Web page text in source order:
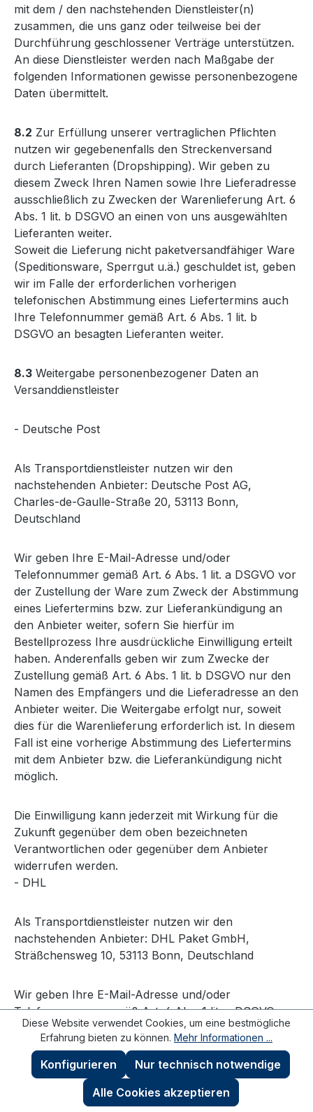
mit dem / den nachstehenden Dienstleister(n)
zusammen, die uns ganz oder teilweise bei der
Durchführung geschlossener Verträge unterstützen.
An diese Dienstleister werden nach Maßgabe der
folgenden Informationen gewisse personenbezogene
Daten übermittelt.
8.2 Zur Erfüllung unserer vertraglichen Pflichten
nutzen wir gegebenenfalls den Streckenversand
durch Lieferanten (Dropshipping). Wir geben zu
diesem Zweck Ihren Namen sowie Ihre Lieferadresse
ausschließlich zu Zwecken der Warenlieferung Art. 6
Abs. 1 lit. b DSGVO an einen von uns ausgewählten
Lieferanten weiter.
Soweit die Lieferung nicht paketversandfähiger Ware
(Speditionsware, Sperrgut u.ä.) geschuldet ist, geben
wir im Falle der erforderlichen vorherigen
telefonischen Abstimmung eines Liefertermins auch
Ihre Telefonnummer gemäß Art. 6 Abs. 1 lit. b
DSGVO an besagten Lieferanten weiter.
8.3 Weitergabe personenbezogener Daten an
Versanddienstleister
- Deutsche Post
Als Transportdienstleister nutzen wir den
nachstehenden Anbieter: Deutsche Post AG,
Charles-de-Gaulle-Straße 20, 53113 Bonn,
Deutschland
Wir geben Ihre E-Mail-Adresse und/oder
Telefonnummer gemäß Art. 6 Abs. 1 lit. a DSGVO vor
der Zustellung der Ware zum Zweck der Abstimmung
eines Liefertermins bzw. zur Lieferankündigung an
den Anbieter weiter, sofern Sie hierfür im
Bestellprozess Ihre ausdrückliche Einwilligung erteilt
haben. Anderenfalls geben wir zum Zwecke der
Zustellung gemäß Art. 6 Abs. 1 lit. b DSGVO nur den
Namen des Empfängers und die Lieferadresse an den
Anbieter weiter. Die Weitergabe erfolgt nur, soweit
dies für die Warenlieferung erforderlich ist. In diesem
Fall ist eine vorherige Abstimmung des Liefertermins
mit dem Anbieter bzw. die Lieferankündigung nicht
möglich.
Die Einwilligung kann jederzeit mit Wirkung für die
Zukunft gegenüber dem oben bezeichneten
Verantwortlichen oder gegenüber dem Anbieter
widerrufen werden.
- DHL
Als Transportdienstleister nutzen wir den
nachstehenden Anbieter: DHL Paket GmbH,
Sträßchensweg 10, 53113 Bonn, Deutschland
Wir geben Ihre E-Mail-Adresse und/oder
Telefonnummer gemäß Art. 6 Abs. 1 lit. a DSGVO vor
der Zustellung der Ware zum Zweck der Abstimmung
eines Liefertermins bzw. zur Lieferankündigung an
den Anbieter weiter, sofern Sie hierfür im
Bestellprozess Ihre ausdrückliche Einwilligung erteilt
haben. Anderenfalls geben wir zum Zwecke der
Diese Website verwendet Cookies, um eine bestmögliche
Erfahrung bieten zu können. Mehr Informationen ...
Nur technisch notwendige
Konfigurieren
Alle Cookies akzeptieren